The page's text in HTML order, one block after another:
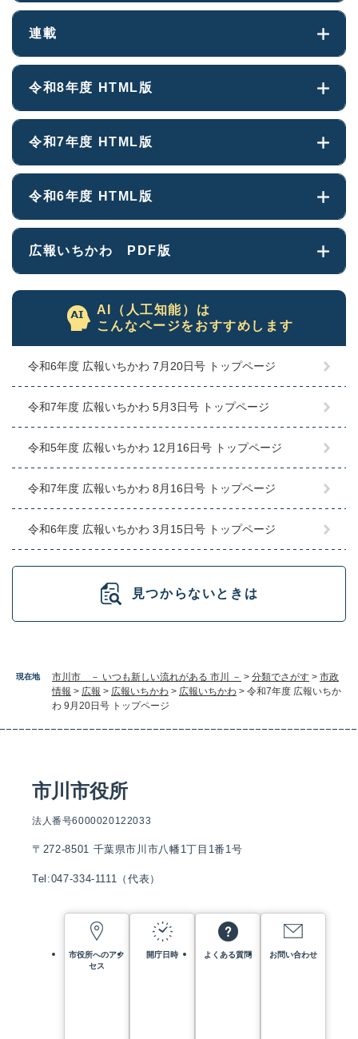
現在地 市川市 － いつも新しい流れがある 市川 － > 分類でさがす > 市政
情報 > 広報 > 広報いちかわ > 広報いちかわ > 令和7年度 広報いちか
わ 9月20日号 トップページ
連載
令和8年度 HTML版
令和7年度 HTML版
令和6年度 HTML版
広報いちかわ PDF版
AI（人工知能）は
こんなページをおすすめします
令和6年度 広報いちかわ 7月20日号 トップページ
令和7年度 広報いちかわ 5月3日号 トップページ
令和5年度 広報いちかわ 12月16日号 トップページ
令和7年度 広報いちかわ 8月16日号 トップページ
令和6年度 広報いちかわ 3月15日号 トップページ
見つからないときは
市川市役所
法人番号6000020122033
〒272-8501 千葉県市川市八幡1丁目1番1号
Tel:047-334-1111（代表）
市役所へのアク
セス
開庁日時 よくある質問 お問い合わせ